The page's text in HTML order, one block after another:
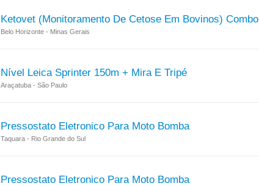
Ketovet (monitoramento De Cetose Em Bovinos) Combo
Belo Horizonte - Minas Gerais
Nível Leica Sprinter 150m + Mira E Tripé
Araçatuba - São Paulo
Pressostato Eletronico Para Moto Bomba
Taquara - Rio Grande do Sul
Pressostato Eletronico Para Moto Bomba